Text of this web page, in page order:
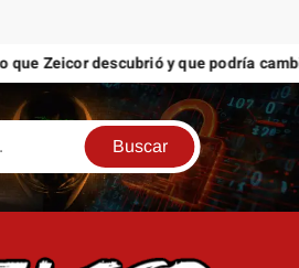
Zeicor descubrió y que podría